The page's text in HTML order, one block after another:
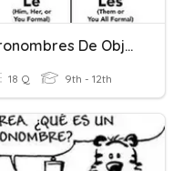
Pronombres De Objeto Indirecto
18 Q 9th - 12th